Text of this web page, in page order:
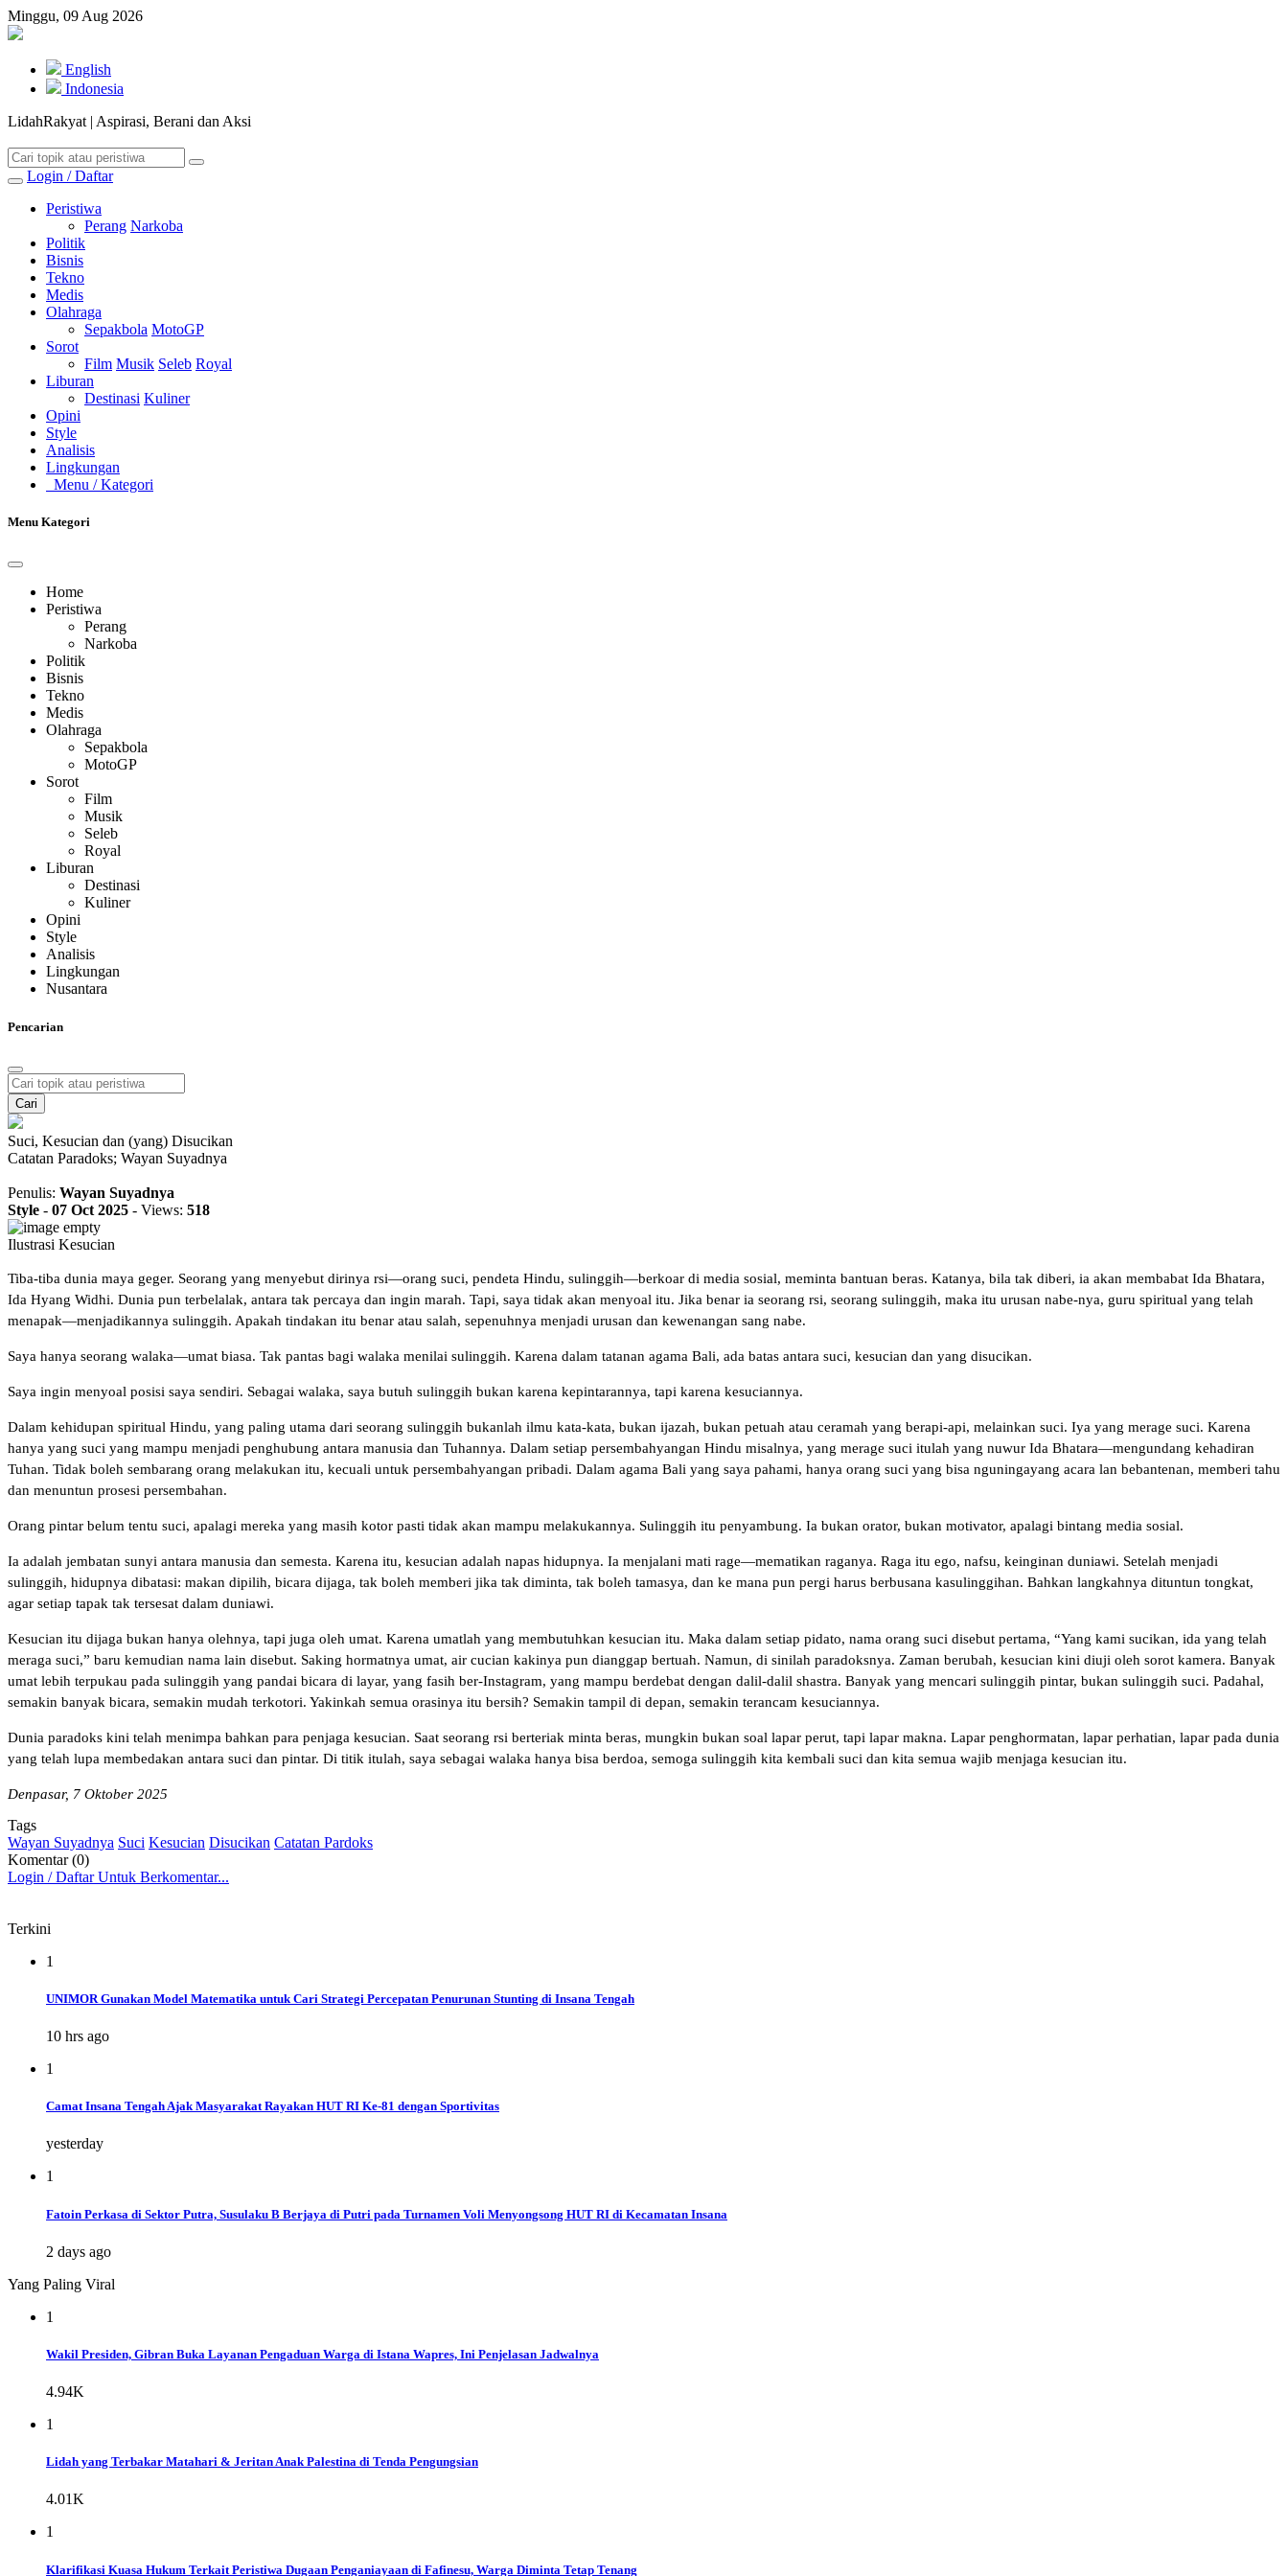
Minggu, 09 Aug 2026
English
Indonesia
LidahRakyat | Aspirasi, Berani dan Aksi
Login / Daftar
Peristiwa
Perang Narkoba
Politik
Bisnis
Tekno
Medis
Olahraga
Sepakbola MotoGP
Sorot
Film Musik Seleb Royal
Liburan
Destinasi Kuliner
Opini
Style
Analisis
Lingkungan
Menu / Kategori
Menu Kategori
Home
Peristiwa
Perang
Narkoba
Politik
Bisnis
Tekno
Medis
Olahraga
Sepakbola
MotoGP
Sorot
Film
Musik
Seleb
Royal
Liburan
Destinasi
Kuliner
Opini
Style
Analisis
Lingkungan
Nusantara
Pencarian
Cari
Suci, Kesucian dan (yang) Disucikan
Catatan Paradoks; Wayan Suyadnya
Penulis: Wayan Suyadnya
Style - 07 Oct 2025 - Views: 518
Ilustrasi Kesucian
Tiba-tiba dunia maya geger. Seorang yang menyebut dirinya rsi—orang suci, pendeta Hindu, sulinggih—berkoar di media sosial, meminta bantuan beras. Katanya, bila tak diberi, ia akan membabat Ida Bhatara,
Ida Hyang Widhi. Dunia pun terbelalak, antara tak percaya dan ingin marah. Tapi, saya tidak akan menyoal itu. Jika benar ia seorang rsi, seorang sulinggih, maka itu urusan nabe-nya, guru spiritual yang telah
menapak—menjadikannya sulinggih. Apakah tindakan itu benar atau salah, sepenuhnya menjadi urusan dan kewenangan sang nabe.
Saya hanya seorang walaka—umat biasa. Tak pantas bagi walaka menilai sulinggih. Karena dalam tatanan agama Bali, ada batas antara suci, kesucian dan yang disucikan.
Saya ingin menyoal posisi saya sendiri. Sebagai walaka, saya butuh sulinggih bukan karena kepintarannya, tapi karena kesuciannya.
Dalam kehidupan spiritual Hindu, yang paling utama dari seorang sulinggih bukanlah ilmu kata-kata, bukan ijazah, bukan petuah atau ceramah yang berapi-api, melainkan suci. Iya yang merage suci. Karena
hanya yang suci yang mampu menjadi penghubung antara manusia dan Tuhannya. Dalam setiap persembahyangan Hindu misalnya, yang merage suci itulah yang nuwur Ida Bhatara—mengundang kehadiran
Tuhan. Tidak boleh sembarang orang melakukan itu, kecuali untuk persembahyangan pribadi. Dalam agama Bali yang saya pahami, hanya orang suci yang bisa nguningayang acara lan bebantenan, memberi tahu
dan menuntun prosesi persembahan.
Orang pintar belum tentu suci, apalagi mereka yang masih kotor pasti tidak akan mampu melakukannya. Sulinggih itu penyambung. Ia bukan orator, bukan motivator, apalagi bintang media sosial.
Ia adalah jembatan sunyi antara manusia dan semesta. Karena itu, kesucian adalah napas hidupnya. Ia menjalani mati rage—mematikan raganya. Raga itu ego, nafsu, keinginan duniawi. Setelah menjadi
sulinggih, hidupnya dibatasi: makan dipilih, bicara dijaga, tak boleh memberi jika tak diminta, tak boleh tamasya, dan ke mana pun pergi harus berbusana kasulinggihan. Bahkan langkahnya dituntun tongkat,
agar setiap tapak tak tersesat dalam duniawi.
Kesucian itu dijaga bukan hanya olehnya, tapi juga oleh umat. Karena umatlah yang membutuhkan kesucian itu. Maka dalam setiap pidato, nama orang suci disebut pertama, “Yang kami sucikan, ida yang telah
meraga suci,” baru kemudian nama lain disebut. Saking hormatnya umat, air cucian kakinya pun dianggap bertuah. Namun, di sinilah paradoksnya. Zaman berubah, kesucian kini diuji oleh sorot kamera. Banyak
umat lebih terpukau pada sulinggih yang pandai bicara di layar, yang fasih ber-Instagram, yang mampu berdebat dengan dalil-dalil shastra. Banyak yang mencari sulinggih pintar, bukan sulinggih suci. Padahal,
semakin banyak bicara, semakin mudah terkotori. Yakinkah semua orasinya itu bersih? Semakin tampil di depan, semakin terancam kesuciannya.
Dunia paradoks kini telah menimpa bahkan para penjaga kesucian. Saat seorang rsi berteriak minta beras, mungkin bukan soal lapar perut, tapi lapar makna. Lapar penghormatan, lapar perhatian, lapar pada dunia
yang telah lupa membedakan antara suci dan pintar. Di titik itulah, saya sebagai walaka hanya bisa berdoa, semoga sulinggih kita kembali suci dan kita semua wajib menjaga kesucian itu.
Denpasar, 7 Oktober 2025
Tags
Wayan Suyadnya Suci Kesucian Disucikan Catatan Pardoks
Komentar (0)
Login / Daftar Untuk Berkomentar...
Terkini
1
UNIMOR Gunakan Model Matematika untuk Cari Strategi Percepatan Penurunan Stunting di Insana Tengah
10 hrs ago
1
Camat Insana Tengah Ajak Masyarakat Rayakan HUT RI Ke-81 dengan Sportivitas
yesterday
1
Fatoin Perkasa di Sektor Putra, Susulaku B Berjaya di Putri pada Turnamen Voli Menyongsong HUT RI di Kecamatan Insana
2 days ago
Yang Paling Viral
1
Wakil Presiden, Gibran Buka Layanan Pengaduan Warga di Istana Wapres, Ini Penjelasan Jadwalnya
4.94K
1
Lidah yang Terbakar Matahari & Jeritan Anak Palestina di Tenda Pengungsian
4.01K
1
Klarifikasi Kuasa Hukum Terkait Peristiwa Dugaan Penganiayaan di Fafinesu, Warga Diminta Tetap Tenang